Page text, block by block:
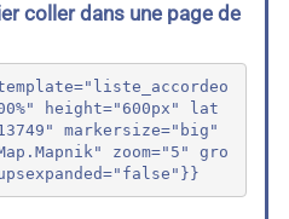
coller dans une page de
height="600px" lat
markersize="big"
zoom="5" gro